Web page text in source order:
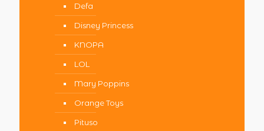
Defa
Disney Princess
KNOPA
LOL
Mary Poppins
Orange Toys
Pituso